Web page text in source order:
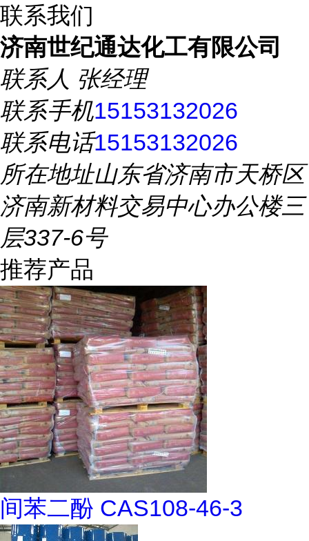
联系我们
济南世纪通达化工有限公司
联系人 张经理
联系手机15153132026
联系电话15153132026
所在地址山东省济南市天桥区
济南新材料交易中心办公楼三
层337-6号
推荐产品
间苯二酚 CAS108-46-3